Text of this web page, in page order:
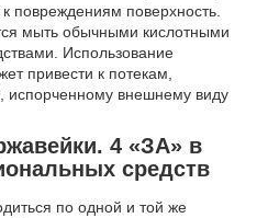
повреждениям поверхность.
мыть обычными кислотными
Использование
привести к потекам,
внешнему виду
4 «ЗА» в
средств
по одной и той же